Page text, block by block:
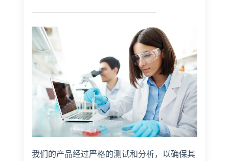
我们的产品经过严格的测试和分析，以确保其